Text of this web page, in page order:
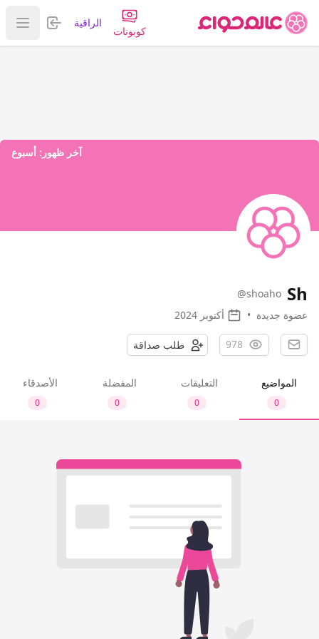
كوبونات
الراقية تسجيل
عرض
آخر ظهور: أسبوع
Sh
@shoaho
عضوة جديدة • أكتوبر 2024
978 طلب صداقة
المواضيع
0
التعليقات
0
المفضلة
0
الأصدقاء
0